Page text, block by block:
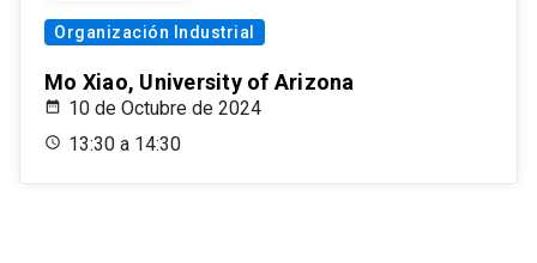
Organización Industrial
Mo Xiao, University of Arizona
10 de Octubre de 2024
13:30 a 14:30